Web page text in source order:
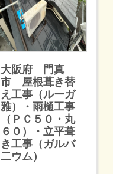
大阪府 門真
市 屋根葺き替
え工事（ルーガ
雅）・雨樋工事
（ＰＣ５０・丸
６０）・立平葺
き工事（ガルバ
二ウム）